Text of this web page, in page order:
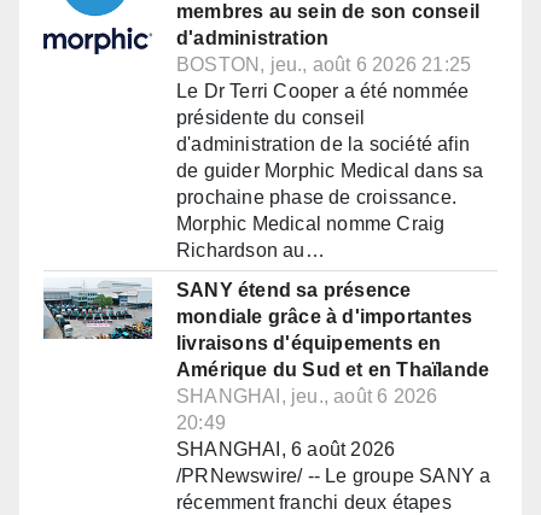
membres au sein de son conseil
d'administration
BOSTON, jeu., août 6 2026 21:25
Le Dr Terri Cooper a été nommée
présidente du conseil
d'administration de la société afin
de guider Morphic Medical dans sa
prochaine phase de croissance.
Morphic Medical nomme Craig
Richardson au…
SANY étend sa présence
mondiale grâce à d'importantes
livraisons d'équipements en
Amérique du Sud et en Thaïlande
SHANGHAI, jeu., août 6 2026
20:49
SHANGHAI, 6 août 2026
/PRNewswire/ -- Le groupe SANY a
récemment franchi deux étapes